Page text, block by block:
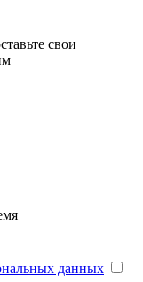
свои
данных